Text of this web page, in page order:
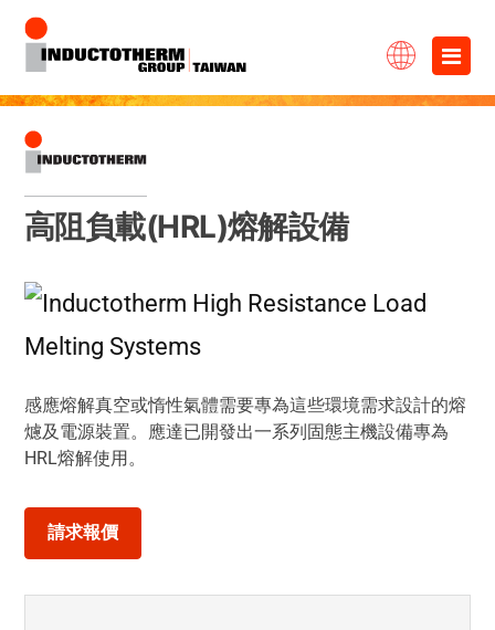
×
主
高阻負載(HRL)熔解設備
感應熔解真空或惰性氣體需要專為這些環境需求設計的熔
爈及電源裝置。應達已開發出一系列固態主機設備專為
HRL熔解使用。
請求報價